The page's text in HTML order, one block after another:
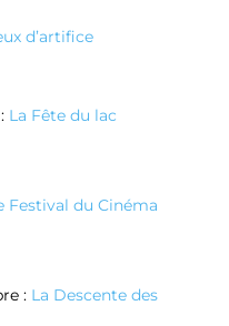
d’artifice
La Fête du lac
Festival du Cinéma
: La Descente des